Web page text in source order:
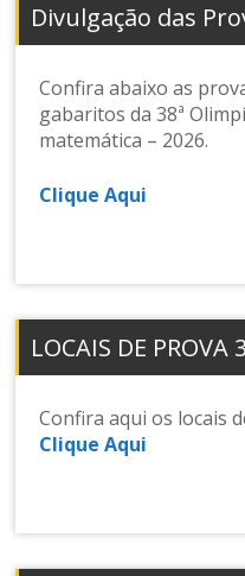
Divulgação das
Confira abaixo as
gabaritos da 38ª
matemática – 2026.
Clique Aqui
LOCAIS DE PROVA
Confira aqui os locais
Clique Aqui